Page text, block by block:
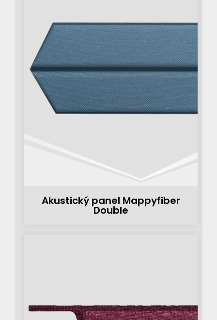
Akustický panel Mappyfiber
Double